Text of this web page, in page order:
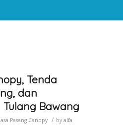
Tenda
dan
Bawang
Jasa Pasang Canopy / by alfa